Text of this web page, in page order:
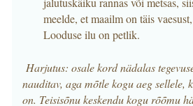
meelde, et maailm on täis
Looduse ilu on petlik.
Harjutus: osale kord nädalas
nauditav, aga mõtle kogu aeg sellele,
on. Teisisõnu keskendu kogu rõõmu